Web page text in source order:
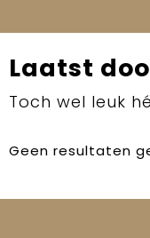
Laatst
Toch wel leuk
Geen resultaten